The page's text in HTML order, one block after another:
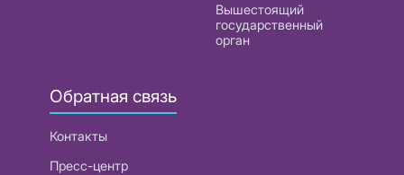
Вышестоящий
государственный
орган
Обратная связь
Контакты
Пресс-центр